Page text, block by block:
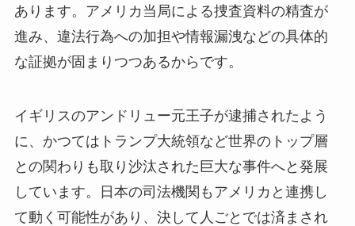
あります。アメリカ当局による捜査資料の精査が
進み、違法行為への加担や情報漏洩などの具体的
な証拠が固まりつつあるからです。
イギリスのアンドリュー元王子が逮捕されたよう
に、かつてはトランプ大統領など世界のトップ層
との関わりも取り沙汰された巨大な事件へと発展
しています。日本の司法機関もアメリカと連携し
て動く可能性があり、決して人ごとでは済まされ